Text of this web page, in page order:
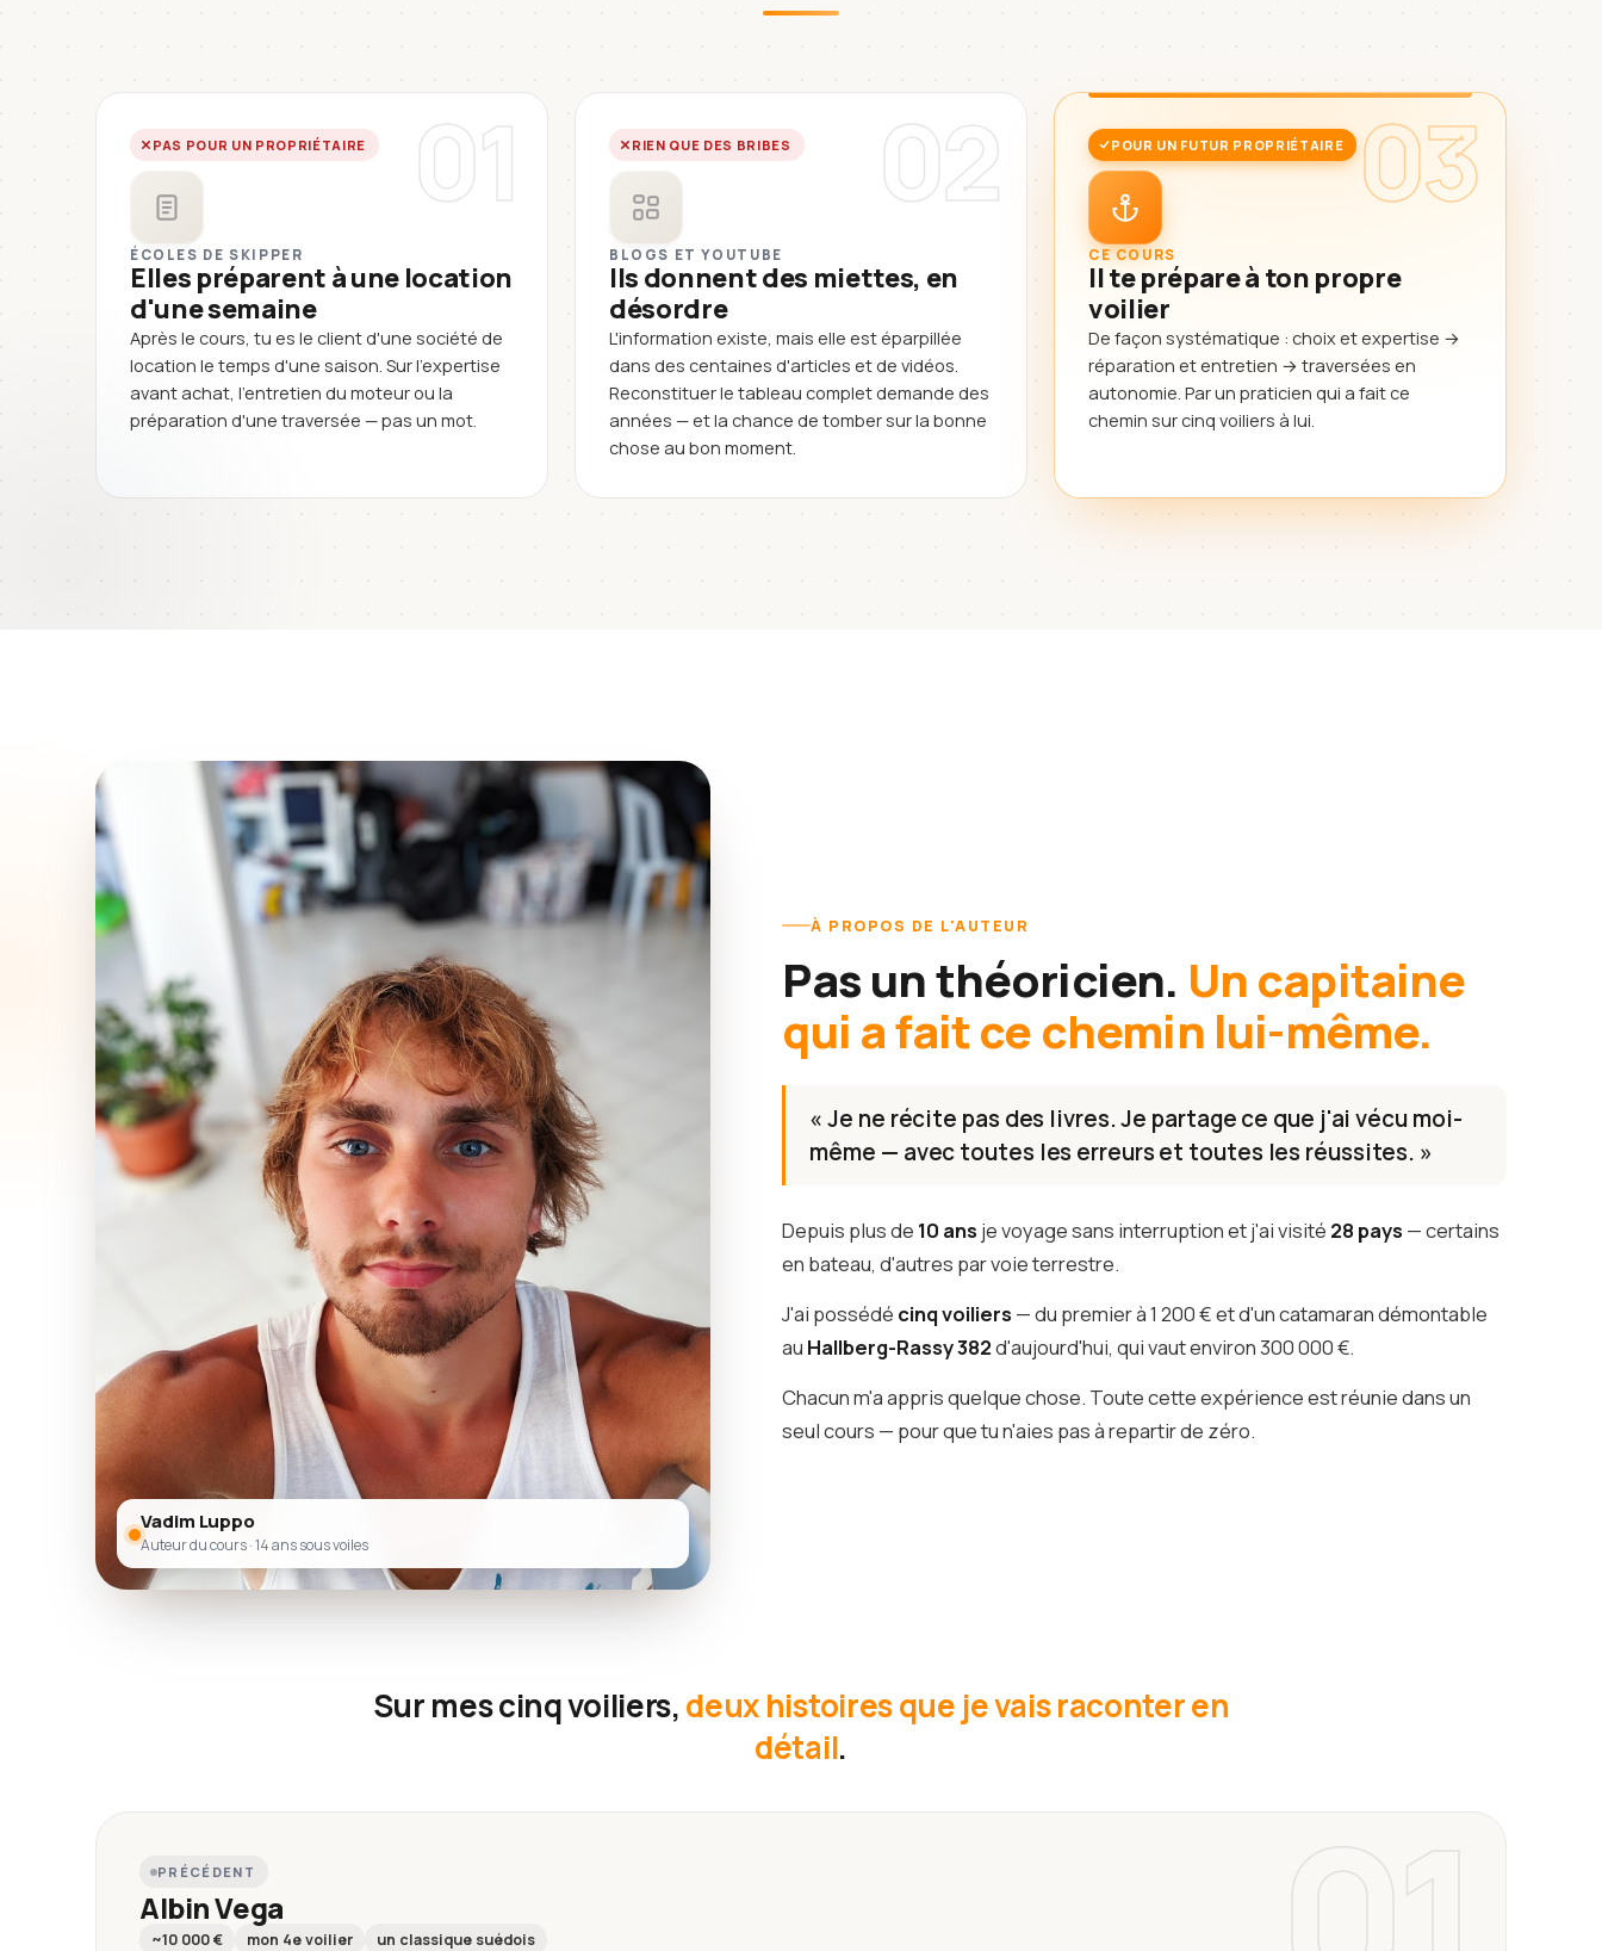
01
PAS POUR UN PROPRIÉTAIRE
ÉCOLES DE SKIPPER
Elles préparent à une location
d'une semaine
Après le cours, tu es le client d'une société de
location le temps d'une saison. Sur l'expertise
avant achat, l'entretien du moteur ou la
préparation d'une traversée — pas un mot.
02
RIEN QUE DES BRIBES
BLOGS ET YOUTUBE
Ils donnent des miettes, en
désordre
L'information existe, mais elle est éparpillée
dans des centaines d'articles et de vidéos.
Reconstituer le tableau complet demande des
années — et la chance de tomber sur la bonne
chose au bon moment.
03
POUR UN FUTUR PROPRIÉTAIRE
CE COURS
Il te prépare à ton propre
voilier
De façon systématique : choix et expertise →
réparation et entretien → traversées en
autonomie. Par un praticien qui a fait ce
chemin sur cinq voiliers à lui.
Vadim Luppo
Auteur du cours · 14 ans sous voiles
À PROPOS DE L'AUTEUR
Pas un théoricien. Un capitaine
qui a fait ce chemin lui-même.
« Je ne récite pas des livres. Je partage ce que j'ai vécu moi-
même — avec toutes les erreurs et toutes les réussites. »
Depuis plus de 10 ans je voyage sans interruption et j'ai visité 28 pays — certains
en bateau, d'autres par voie terrestre.
J'ai possédé cinq voiliers — du premier à 1 200 € et d'un catamaran démontable
au Hallberg-Rassy 382d'aujourd'hui, qui vaut environ 300 000 €.
Chacun m'a appris quelque chose. Toute cette expérience est réunie dans un
seul cours — pour que tu n'aies pas à repartir de zéro.
Sur mes cinq voiliers,deux histoires que je vais raconter en
détail.
PRÉCÉDENT
Albin Vega
~10 000 € mon 4e voilier un classique suédois